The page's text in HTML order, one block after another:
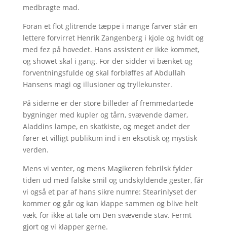
medbragte mad.
Foran et flot glitrende tæppe i mange farver står en
lettere forvirret Henrik Zangenberg i kjole og hvidt og
med fez på hovedet. Hans assistent er ikke kommet,
og showet skal i gang. For der sidder vi bænket og
forventningsfulde og skal forbløffes af Abdullah
Hansens magi og illusioner og tryllekunster.
På siderne er der store billeder af fremmedartede
bygninger med kupler og tårn, svævende damer,
Aladdins lampe, en skatkiste, og meget andet der
fører et villigt publikum ind i en eksotisk og mystisk
verden.
Mens vi venter, og mens Magikeren febrilsk fylder
tiden ud med falske smil og undskyldende gester, får
vi også et par af hans sikre numre: Stearinlyset der
kommer og går og kan klappe sammen og blive helt
væk, for ikke at tale om Den svævende stav. Fermt
gjort og vi klapper gerne.